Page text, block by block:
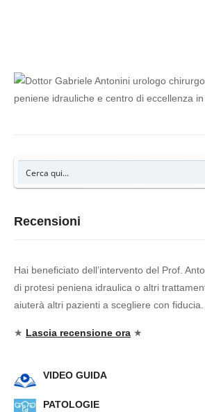
Recensioni
Hai beneficiato dell’intervento del Prof.
di protesi peniena idraulica o altri
aiuterà altri pazienti a scegliere con fiducia.
★ Lascia recensione ora ★
VIDEO GUIDA
PATOLOGIE